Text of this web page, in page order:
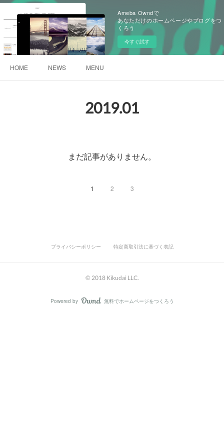
Ameba Owndで
あなただけのホームページやブログをつ
くろう
今すぐ試す
HOME NEWS MENU
2019.01
まだ記事がありません。
1 2 3
プライバシーポリシー 特定商取引法に基づく表記
© 2018 Kikudai LLC.
Powered by AmebaOwnd
無料でホームページをつくろう